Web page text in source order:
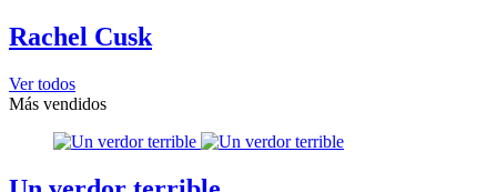
Rachel Cusk
Ver todos
Más vendidos